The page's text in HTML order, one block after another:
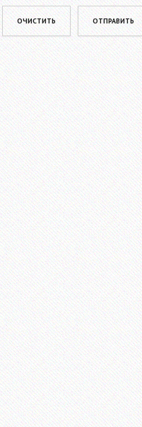
Please leave this field empty.